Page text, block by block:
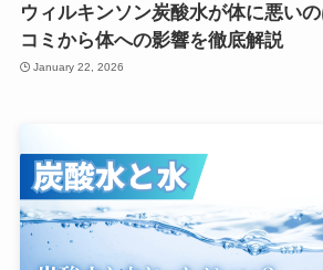
ウィルキンソン炭酸水が体に悪い
コミから体への影響を徹底解説
January 22, 2026